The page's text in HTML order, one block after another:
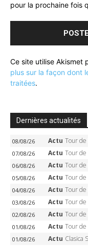
pour la prochaine fois
Ce site utilise Akismet
plus sur la façon dont
traitées.
Dernières actualités
08/08/26 Actu Tour de France
07/08/26 Actu Tour de France
06/08/26 Actu Tour de France
05/08/26 Actu Tour de France
04/08/26 Actu Tour de France
03/08/26 Actu Tour de France
02/08/26 Actu Tour de France
01/08/26 Actu Tour de France
01/08/26 Actu Clasica San